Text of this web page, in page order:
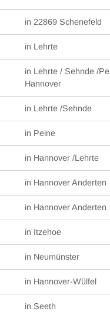
in 22869 Schenefeld
in Lehrte
in Lehrte / Sehnde /
Hannover
in Lehrte /Sehnde
in Peine
in Hannover /Lehrte
in Hannover Anderten
in Hannover Anderten
in Itzehoe
in Neumünster
in Hannover-Wülfel
in Seeth